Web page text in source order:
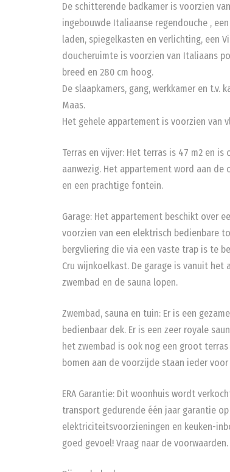
De schitterende badkamer is voorzien
ingebouwde Italiaanse regendouche ,
laden, spiegelkasten en verlichting, een
doucheruimte is voorzien van Italiaans
breed en 280 cm hoog.
De slaapkamers, gang, werkkamer en
Maas.
Het gehele appartement is voorzien van
Terras en vijver: Het terras is 47 m2 en
aanwezig. Het appartement word aan
en een prachtige fontein.
Garage: Het appartement beschikt over
voorzien van een elektrisch bedienbare
bergvliering die via een vaste trap is te
Cru wijnkoelkast. De garage is vanuit
zwembad en de sauna lopen.
Zwembad, sauna en tuin: Er is een
bedienbaar dek. Er is een zeer royale
het zwembad is ook nog een groot
bomen aan de voorzijde staan ieder
ERA Garantie: Dit woonhuis wordt
transport gedurende één jaar garantie
elektriciteitsvoorzieningen en keuken-
goed gevoel! Vraag naar de voorwaarden.